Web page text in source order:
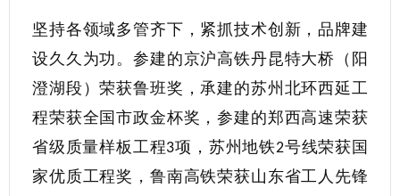
坚持各领域多管齐下，紧抓技术创新，品牌建
设久久为功。参建的京沪高铁丹昆特大桥（阳
澄湖段）荣获鲁班奖，承建的苏州北环西延工
程荣获全国市政金杯奖，参建的郑西高速荣获
省级质量样板工程3项，苏州地铁2号线荣获国
家优质工程奖，鲁南高铁荣获山东省工人先锋